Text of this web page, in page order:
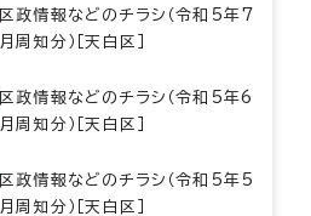
区政情報などのチラシ（令和5年7
月周知分）［天白区］
区政情報などのチラシ（令和5年6
月周知分）［天白区］
区政情報などのチラシ（令和5年5
月周知分）［天白区］